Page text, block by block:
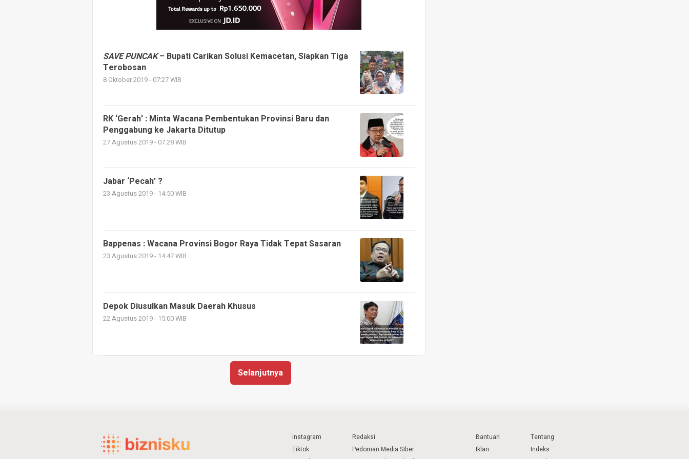
SAVE PUNCAK– Bupati Carikan Solusi Kemacetan, Siapkan Tiga
Terobosan
8 Oktober 2019 - 07:27 WIB
RK ‘Gerah’ : Minta Wacana Pembentukan Provinsi Baru dan
Penggabung ke Jakarta Ditutup
27 Agustus 2019 - 07:28 WIB
Jabar ‘Pecah’ ?
23 Agustus 2019 - 14:50 WIB
Bappenas : Wacana Provinsi Bogor Raya Tidak Tepat Sasaran
23 Agustus 2019 - 14:47 WIB
Depok Diusulkan Masuk Daerah Khusus
22 Agustus 2019 - 15:00 WIB
Selanjutnya
Instagram
Tiktok
Redaksi
Pedoman Media Siber
Bantuan
Iklan
Tentang
Indeks